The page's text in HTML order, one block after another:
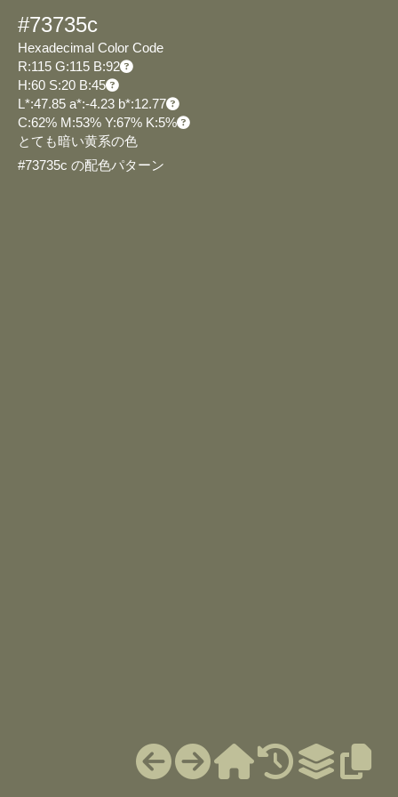
#73735c
Hexadecimal Color Code
R:115 G:115 B:92
H:60 S:20 B:45
L*:47.85 a*:-4.23 b*:12.77
C:62% M:53% Y:67% K:5%
とても暗い黄系の色
#73735c の配色パターン